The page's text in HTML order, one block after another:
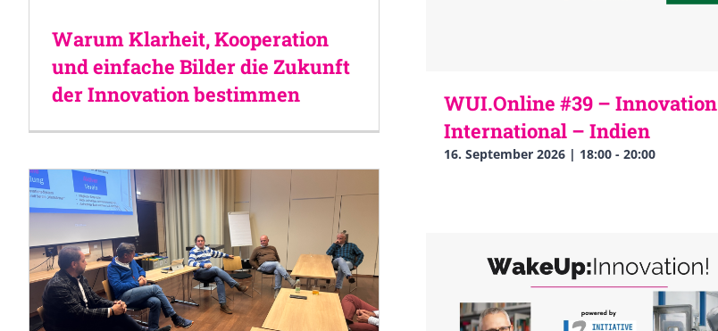
Warum Klarheit, Kooperation
und einfache Bilder die Zukunft
der Innovation bestimmen
WUI.Online #39 – Innovation
International – Indien
16. September 2026 | 18:00- 20:00